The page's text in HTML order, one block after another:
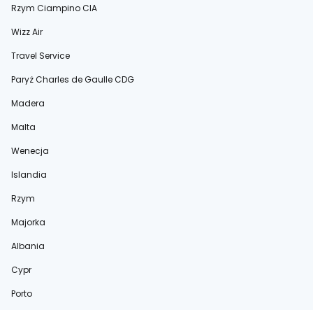
Rzym Ciampino CIA
Wizz Air
Travel Service
Paryż Charles de Gaulle CDG
Madera
Malta
Wenecja
Islandia
Rzym
Majorka
Albania
Cypr
Porto